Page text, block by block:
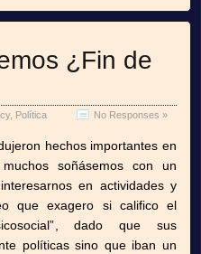
¿Fin de
, Política No Responses »
hechos importantes en
soñásemos con un
en actividades y
que exagero si califico el
dado que sus
políticas sino que iban un